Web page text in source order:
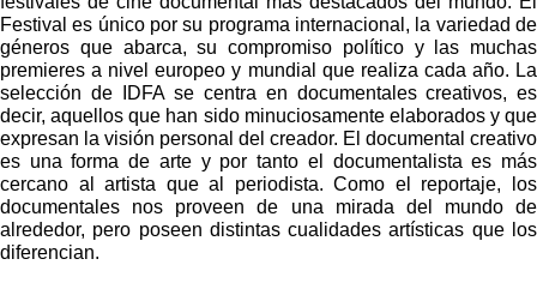
Festival es único por su programa internacional, la variedad de
géneros que abarca, su compromiso político y las muchas
premieres a nivel europeo y mundial que realiza cada año. La
selección de IDFA se centra en documentales creativos, es
decir, aquellos que han sido minuciosamente elaborados y que
expresan la visión personal del creador. El documental creativo
es una forma de arte y por tanto el documentalista es más
cercano al artista que al periodista. Como el reportaje, los
documentales nos proveen de una mirada del mundo de
alrededor, pero poseen distintas cualidades artísticas que los
diferencian.